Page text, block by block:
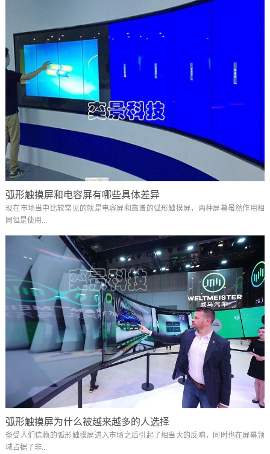
弧形触摸屏和电容屏有哪些具体差异
现在市场当中比较常见的就是电容屏和靠谱的弧形触摸屏，两种屏幕虽然作用相
同但是使用...
弧形触摸屏为什么被越来越多的人选择
备受人们信赖的弧形触摸屏进入市场之后引起了相当大的反响，同时也在屏幕领
域占据了非...